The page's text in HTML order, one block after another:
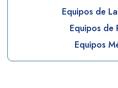
Equipos de
Equipos de
Equipos